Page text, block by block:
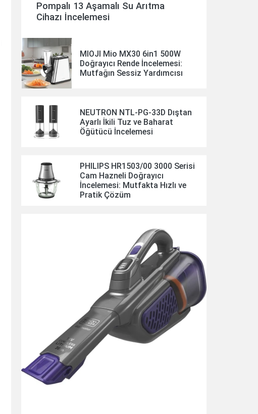
Pompalı 13 Aşamalı Su Arıtma
Cihazı İncelemesi
MIOJI Mio MX30 6in1 500W
Doğrayıcı Rende İncelemesi:
Mutfağın Sessiz Yardımcısı
NEUTRON NTL-PG-33D Dıştan
Ayarlı İkili Tuz ve Baharat
Öğütücü İncelemesi
PHILIPS HR1503/00 3000 Serisi
Cam Hazneli Doğrayıcı
İncelemesi: Mutfakta Hızlı ve
Pratik Çözüm